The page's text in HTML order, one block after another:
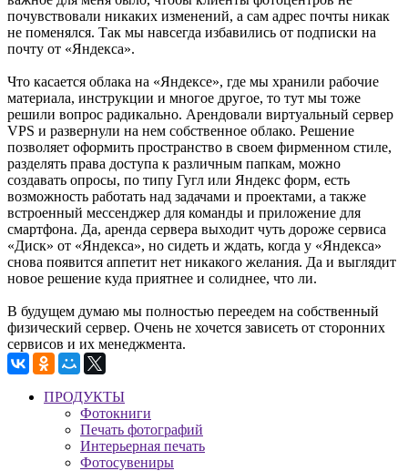
почувствовали никаких изменений, а сам адрес почты никак
не поменялся. Так мы навсегда избавились от подписки на
почту от «Яндекса».
Что касается облака на «Яндексе», где мы хранили рабочие
материала, инструкции и многое другое, то тут мы тоже
решили вопрос радикально. Арендовали виртуальный сервер
VPS и развернули на нем собственное облако. Решение
позволяет оформить пространство в своем фирменном стиле,
разделять права доступа к различным папкам, можно
создавать опросы, по типу Гугл или Яндекс форм, есть
возможность работать над задачами и проектами, а также
встроенный мессенджер для команды и приложение для
смартфона. Да, аренда сервера выходит чуть дороже сервиса
«Диск» от «Яндекса», но сидеть и ждать, когда у «Яндекса»
снова появится аппетит нет никакого желания. Да и выглядит
новое решение куда приятнее и солиднее, что ли.
В будущем думаю мы полностью переедем на собственный
физический сервер. Очень не хочется зависеть от сторонних
сервисов и их менеджмента.
ПРОДУКТЫ
Фотокниги
Печать фотографий
Интерьерная печать
Фотосувениры